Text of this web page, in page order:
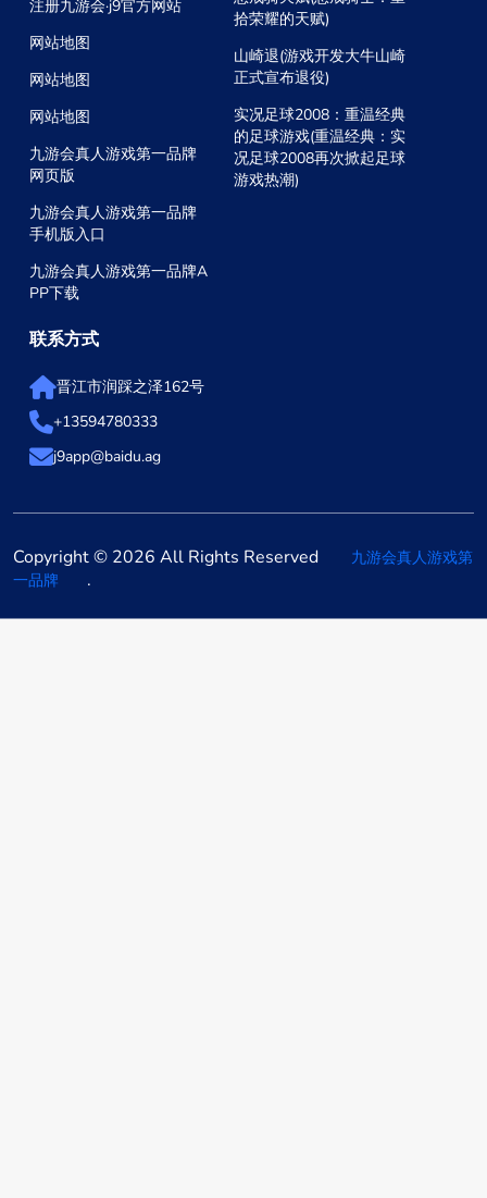
注册九游会·j9官方网站
网站地图
网站地图
网站地图
九游会真人游戏第一品牌
网页版
九游会真人游戏第一品牌
手机版入口
九游会真人游戏第一品牌A
PP下载
拾荣耀的天赋)
山崎退(游戏开发大牛山崎
正式宣布退役)
实况足球2008：重温经典
的足球游戏(重温经典：实
况足球2008再次掀起足球
游戏热潮)
联系方式
晋江市润踩之泽162号
+13594780333
j9app@baidu.ag
Copyright © 2026 All Rights Reserved
九游会真人游戏第
一品牌
.